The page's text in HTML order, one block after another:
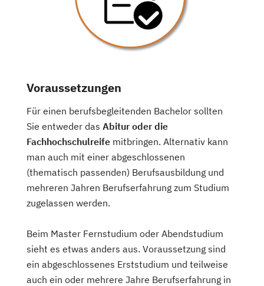
Voraussetzungen
Für einen berufsbegleitenden Bachelor sollten
Sie entweder das Abitur oder die
Fachhochschulreife mitbringen. Alternativ kann
man auch mit einer abgeschlossenen
(thematisch passenden) Berufsausbildung und
mehreren Jahren Berufserfahrung zum Studium
zugelassen werden.
Beim Master Fernstudium oder Abendstudium
sieht es etwas anders aus. Voraussetzung sind
ein abgeschlossenes Erststudium und teilweise
auch ein oder mehrere Jahre Berufserfahrung in